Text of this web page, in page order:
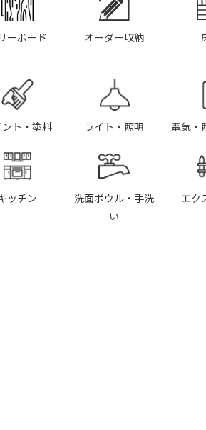
ーボード オーダー収納
ト・塗料 ライト・照明 電気・
ッチン
洗面ボウル・手洗
い
エク